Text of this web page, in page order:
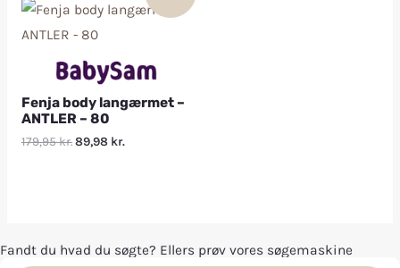
Fenja body langærmet –
ANTLER – 80
179,95kr.89,98 kr.
Fandt du hvad du søgte? Ellers prøv vores søgemaskine